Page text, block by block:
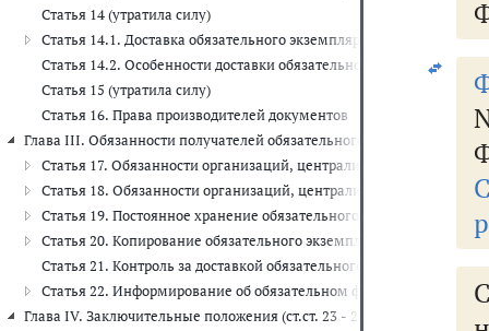
Статья 14 (утратила силу)
Статья 14.1. Доставка обязательного экземпляра документов,
Статья 14.2. Особенности доставки обязательного экземпляра в
Статья 15 (утратила силу)
Статья 16. Права производителей документов
Глава III. Обязанности получателей обязательного экземпляра
Статья 17. Обязанности организаций, централизованно
Статья 18. Обязанности организаций, централизованно
Статья 19. Постоянное хранение обязательного федерального
Статья 20. Копирование обязательного экземпляра
Статья 21. Контроль за доставкой обязательного экземпляра
Статья 22. Информирование об обязательном федеральном
Глава IV. Заключительные положения (ст.ст. 23 - 24)